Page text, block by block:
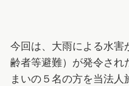
今回は、大雨による水害
齢者等避難）が発令され
まいの５名の方を当法